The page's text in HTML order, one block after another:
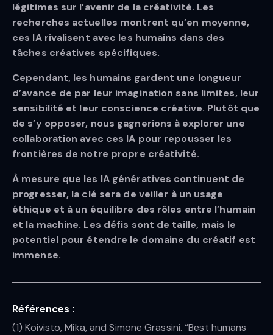
légitimes sur l’avenir de la créativité. Les
recherches actuelles montrent qu’en moyenne,
ces IA rivalisent avec les humains dans des
tâches créatives spécifiques.
Cependant, les humains gardent une longueur
d’avance de par leur imagination sans limites, leur
sensibilité et leur conscience créative. Plutôt que
de s’y opposer, nous gagnerions à explorer une
collaboration avec ces IA pour repousser les
frontières de notre propre créativité.
À mesure que les IA génératives continuent de
progresser, la clé sera de veiller à un usage
éthique et à un équilibre des rôles entre l’humain
et la machine. Les défis sont de taille, mais le
potentiel pour étendre le domaine du créatif est
immense.
Références :
(1) Koivisto, Mika, and Simone Grassini. “Best humans